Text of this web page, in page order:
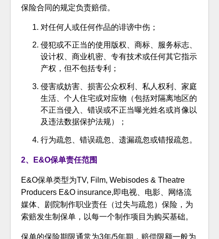
保险合同的规定负责赔偿。
对任何人或任何作品的诽谤中伤；
侵犯或不正当的使用版权、商标、服务标志、
设计权、商业机密、专有技术或任何其它指示
产权，但不包括专利；
侵害或妨害、损害公众权利、私人权利、家庭
生活、个人住宅或对应物（包括对隔离地区的
不正当侵入、错误或不正当曝光姓名或肖像以
及违法数据保护法规）；
行为疏忽、错误疏忽、遗漏疏忽或错报疏忽。
2、E&O保单责任范围
E&O保单类型为TV, Film, Webisodes & Theatre
Producers E&O insurance,即电视、电影、网络流
媒体、剧院制作职业责任（过失与疏忽）保险，为
索赔发生制保单，以每一个制作项目为购买基础。
保单的保险期限通常为3年/5年期，赔偿限额一般为